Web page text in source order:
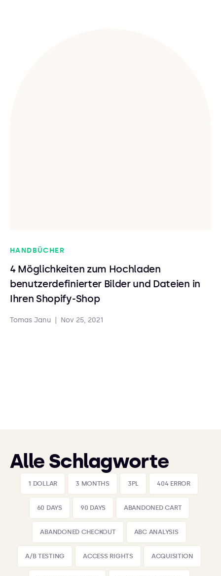
HANDBÜCHER
4 Möglichkeiten zum Hochladen
benutzerdefinierter Bilder und Dateien in
Ihren Shopify-Shop
Tomas Janu Nov 25, 2021
Alle Schlagworte
1 DOLLAR 3 MONTHS 3PL 404 ERROR
60 DAYS 90 DAYS ABANDONED CART
ABANDONED CHECKOUT ABC ANALYSIS
A/B TESTING ACCESS RIGHTS ACQUISITION